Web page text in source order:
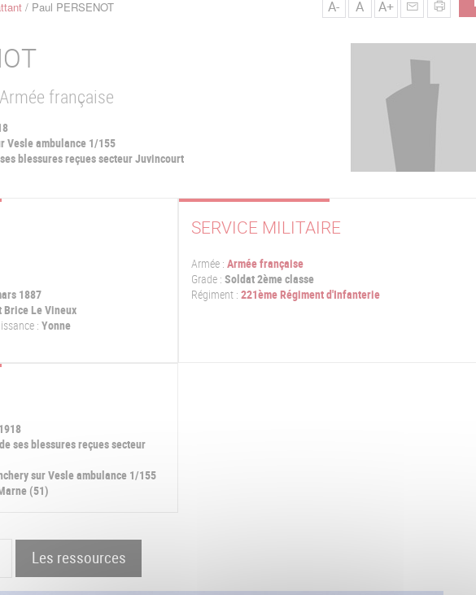
Paul PERSENOT A- A A+
française
Vesle ambulance 1/155
blessures reçues secteur Juvincourt
1887
Brice Le Vineux
: Yonne
SERVICE MILITAIRE
Armée : Armée française
Grade : Soldat 2ème classe
Régiment : 221ème Régiment d'Infanterie
ses blessures reçues secteur
sur Vesle ambulance 1/155
(51)
Les ressources